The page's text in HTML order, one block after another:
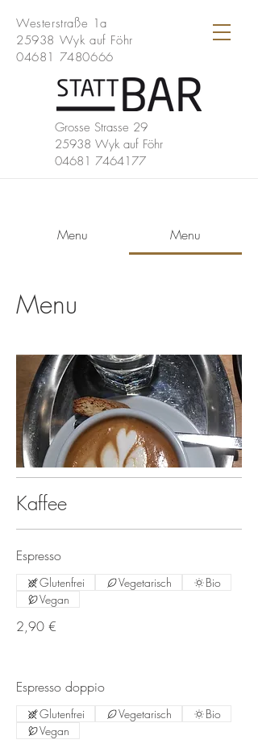
Westerstraße 1a
25938 Wyk auf Föhr
04681 7480666
Grosse Strasse 29
25938 Wyk auf Föhr
04681 7464177
Menu Menu
Menu
Kaffee
Espresso
2,90 €
Glutenfrei Vegetarisch
Bio
Vegan
Espresso doppio
Glutenfrei Vegetarisch
Bio
Vegan